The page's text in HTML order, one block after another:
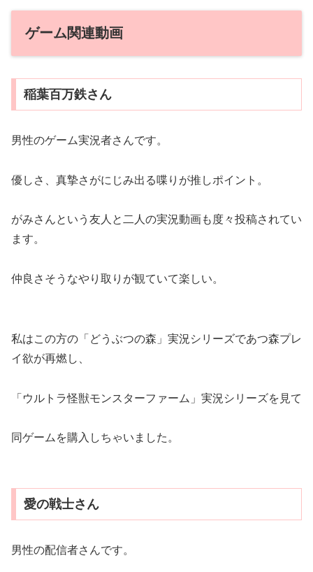
ゲーム関連動画
稲葉百万鉄さん
男性のゲーム実況者さんです。
優しさ、真摯さがにじみ出る喋りが推しポイント。
がみさんという友人と二人の実況動画も度々投稿されてい
ます。
仲良さそうなやり取りが観ていて楽しい。
私はこの方の「どうぶつの森」実況シリーズであつ森プレ
イ欲が再燃し、
「ウルトラ怪獣モンスターファーム」実況シリーズを見て
同ゲームを購入しちゃいました。
愛の戦士さん
男性の配信者さんです。